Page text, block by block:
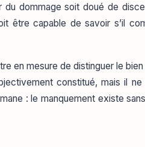
du dommage soit doué de
être capable de savoir s’il
en mesure de distinguer le
constitué, mais il
: le manquement existe